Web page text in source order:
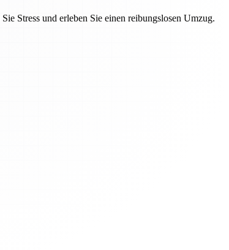
Stress und erleben Sie einen reibungslosen Umzug.